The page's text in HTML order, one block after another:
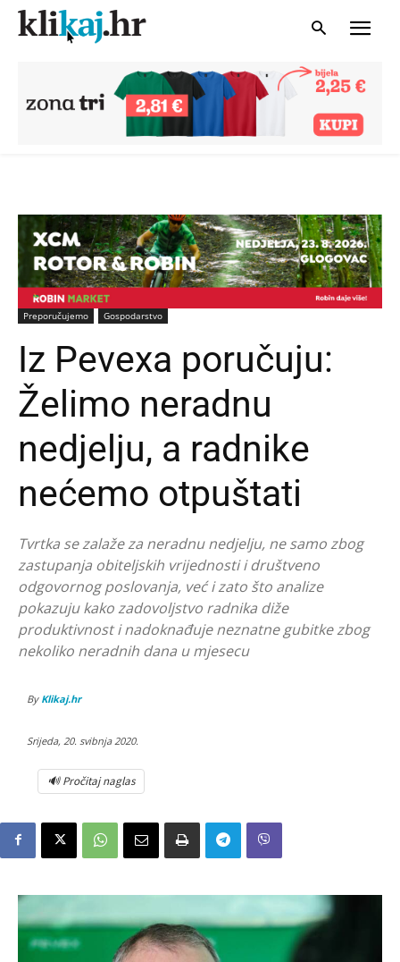
Preporučujemo Gospodarstvo
Iz Pevexa poručuju:
Želimo neradnu
nedjelju, a radnike
nećemo otpuštati
Tvrtka se zalaže za neradnu nedjelju, ne samo zbog
zastupanja obiteljskih vrijednosti i društveno
odgovornog poslovanja, već i zato što analize
pokazuju kako zadovoljstvo radnika diže
produktivnost i nadoknađuje neznatne gubitke zbog
nekoliko neradnih dana u mjesecu
By Klikaj.hr
Srijeda, 20. svibnja 2020.
🔊 Pročitaj naglas